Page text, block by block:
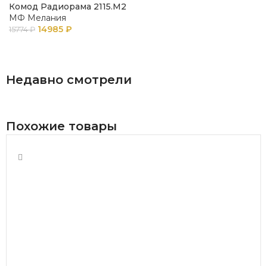
Комод Радиорама 2115.М2
МФ Мелания
15774₽ 14985 ₽
Недавно смотрели
Похожие товары